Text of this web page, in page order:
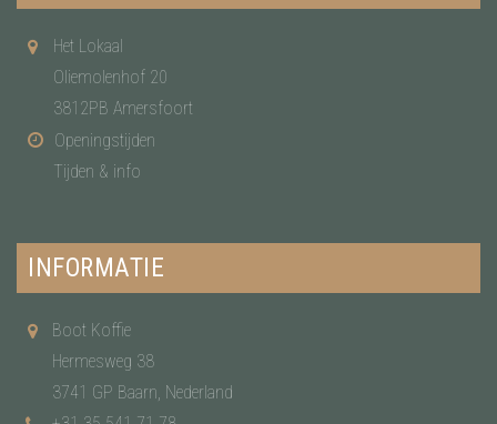
Het Lokaal
Oliemolenhof 20
3812PB Amersfoort
Openingstijden
Tijden & info
INFORMATIE
Boot Koffie
Hermesweg 38
3741 GP Baarn, Nederland